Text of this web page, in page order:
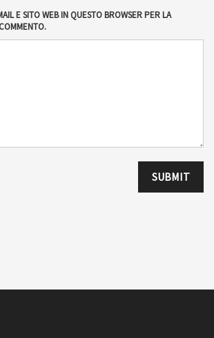
E SITO WEB IN QUESTO BROWSER PER LA